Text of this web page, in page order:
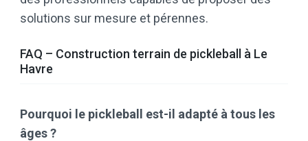
solutions sur mesure et pérennes.
FAQ – Construction terrain de pickleball à Le
Havre
Pourquoi le pickleball est-il adapté à tous les
âges ?